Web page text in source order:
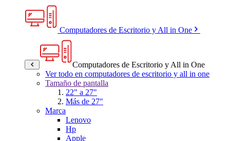
Computadores de Escritorio y All in One
Computadores de Escritorio y All in One
Ver todo en computadores de escritorio y all in one
Tamaño de pantalla
22" a 27"
Más de 27"
Marca
Lenovo
Hp
Apple